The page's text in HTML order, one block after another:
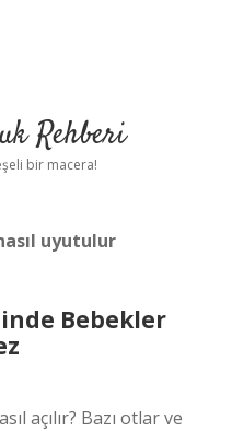
Rehberi
bir macera!
uyutulur
Bebekler
açılır? Bazı otlar ve